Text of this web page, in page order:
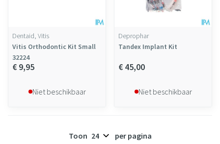
Dentaid, Vitis
Vitis Orthodontic Kit Small
32224
€ 9,95
Niet beschikbaar
Deprophar
Tandex Implant Kit
€ 45,00
Niet beschikbaar
Toon per pagina